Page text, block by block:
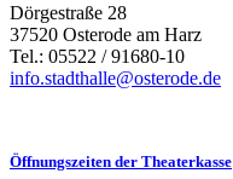
Dörgestraße 28
37520 Osterode am Harz
Tel.: 05522 / 91680-10
info.stadthalle@osterode.de
Öffnungszeiten der Theaterkasse